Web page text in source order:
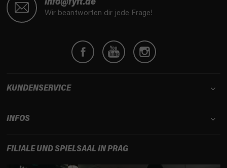
info@fyft.de
Wir beantworten dir jede Frage!
KUNDENSERVICE
INFOS
FILIALE UND SPIELSAAL IN PRAG